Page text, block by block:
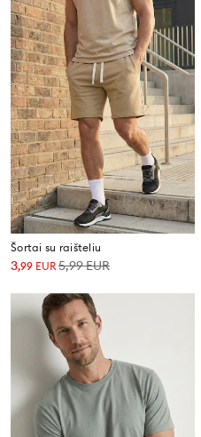
Šortai su raišteliu
3,99 EUR5,99EUR